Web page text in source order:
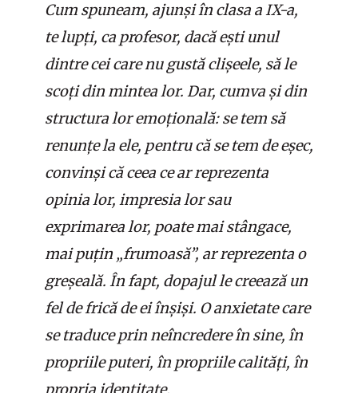
Cum spuneam, ajunși în clasa a IX-a,
te lupți, ca profesor, dacă ești unul
dintre cei care nu gustă clișeele, să le
scoți din mintea lor. Dar, cumva și din
structura lor emoțională: se tem să
renunțe la ele, pentru că se tem de eșec,
convinși că ceea ce ar reprezenta
opinia lor, impresia lor sau
exprimarea lor, poate mai stângace,
mai puțin „frumoasă”, ar reprezenta o
greșeală. În fapt, dopajul le creează un
fel de frică de ei înșiși. O anxietate care
se traduce prin neîncredere în sine, în
propriile puteri, în propriile calități, în